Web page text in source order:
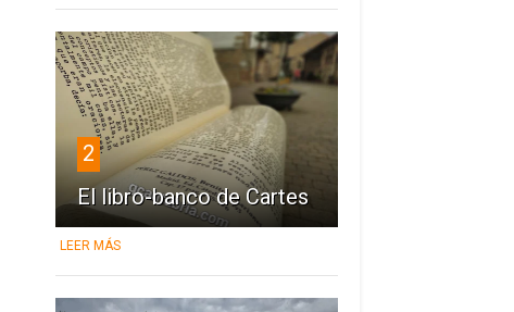
2
El libro-banco de Cartes
LEER MÁS